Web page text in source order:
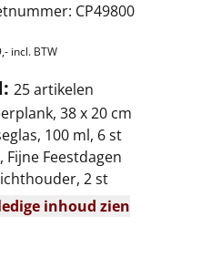
CP49800
incl. BTW
25 artikelen
38 x 20 cm
100 ml, 6 st
Fijne Feestdagen
2 st
inhoud zien